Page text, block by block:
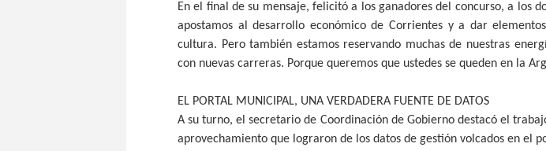
En el final de su mensaje, felicitó a los ganadores del concurso, a los
apostamos al desarrollo económico de Corrientes y a dar
cultura. Pero también estamos reservando muchas de nuestras
con nuevas carreras. Porque queremos que ustedes se queden en la
EL PORTAL MUNICIPAL, UNA VERDADERA FUENTE DE DATOS
A su turno, el secretario de Coordinación de Gobierno destacó el
aprovechamiento que lograron de los datos de gestión volcados en el